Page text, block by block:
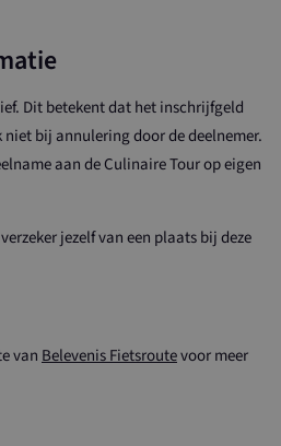
Dit betekent dat het inschrijfgeld
bij annulering door de deelnemer.
aan de Culinaire Tour op eigen
jezelf van een plaats bij deze
van Belevenis Fietsroutevoor meer